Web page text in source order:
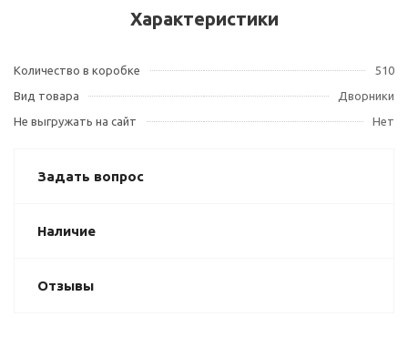
Характеристики
Количество в коробке
510
Вид товара
Дворники
Не выгружать на сайт
Нет
Задать вопрос
Наличие
Отзывы